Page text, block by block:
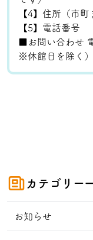
【4】住所（市町
【5】電話番号
■お問い合わせ
※休館日を除く）
カテゴリー
お知らせ